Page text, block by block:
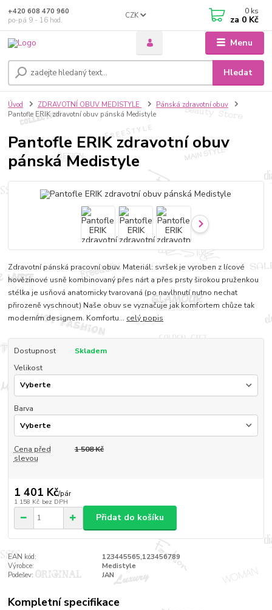
Menu
CZK
Hledat
+420 608 470 960
po-pá 9 - 16 hod.
0 ks
za 0 Kč
Úvod ZDRAVOTNÍ OBUV MEDISTYLE
Pánská zdravotní obuv
Pantofle ERIK zdravotní obuv pánská Medistyle
Pantofle ERIK zdravotní obuv
pánská Medistyle
Zdravotní pánská pracovní obuv. Materiál: svršek je vyroben z lícové
hovězinové usně kombinovaný přes nárt a přes prsty širokou pruženkou
stélka je usňová anatomicky tvarovaná (po navlhnutí nutno nechat
přirozeně vyschnout) Naše obuv se vyznačuje jak komfortem chůze tak
moderním designem. Komfortu... celý popis
Dostupnost
Skladem
Velikost
Barva
Cena před
slevou
1 508 Kč
1 401 Kč/pár
1 158 Kč bez DPH
Přidat do košíku
EAN kód:
123445565,123456789
Výrobce:
Medistyle
Podešev:
JAN
Kompletní specifikace